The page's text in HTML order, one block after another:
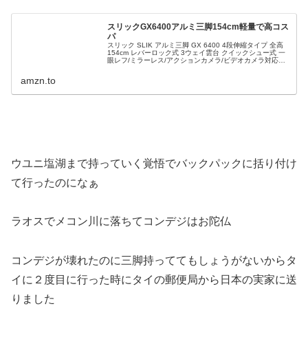
スリックGX6400アルミ三脚154cm軽量で高コス
パ
スリック SLIK アルミ三脚 GX 6400 4段伸縮タイプ 全高
154cm レバーロック式 3ウェイ雲台 クイックシュー式 一
眼レフ/ミラーレス/アクションカメラ/ビデオカメラ対応
amzn.to
ウユニ塩湖まで持っていく覚悟でバックパックに括り付け
て行ったのになぁ
ラオスでメコン川に落ちてコンデジはお陀仏
コンデジが壊れたのに三脚持っててもしょうがないからタ
イに２度目に行った時にタイの郵便局から日本の実家に送
りました